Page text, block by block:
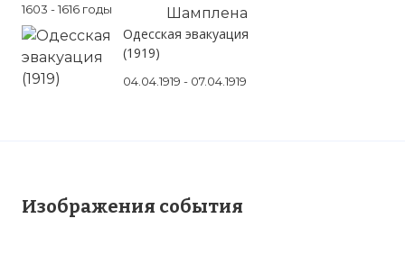
1603 - 1616 годы
Одесская эвакуация
(1919)
04.04.1919 - 07.04.1919
Изображения события
☓